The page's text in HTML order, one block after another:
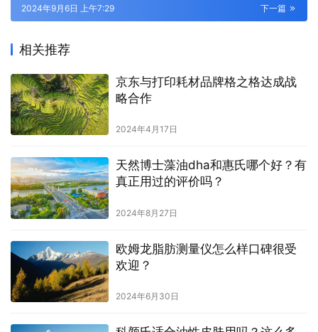
下一篇
2024年9月6日 上午7:29
相关推荐
京东与打印耗材品牌格之格达成战
略合作
2024年4月17日
天然博士藻油dha和惠氏哪个好？有
真正用过的评价吗？
2024年8月27日
欧姆龙脂肪测量仪怎么样口碑很受
欢迎？
2024年6月30日